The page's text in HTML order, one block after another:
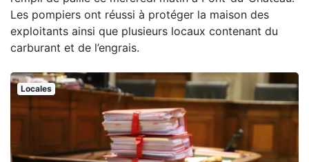
Les pompiers ont réussi à protéger la maison des
exploitants ainsi que plusieurs locaux contenant du
carburant et de l’engrais.
Locales